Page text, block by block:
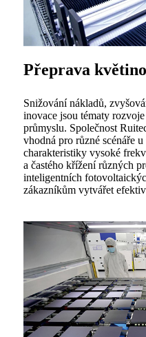
Přeprava
Snižování nákladů,
inovace jsou tématy
průmyslu. Společnost
vhodná pro různé scénáře
charakteristiky vysoké
a častého křížení různých
inteligentních
zákazníkům vytvářet